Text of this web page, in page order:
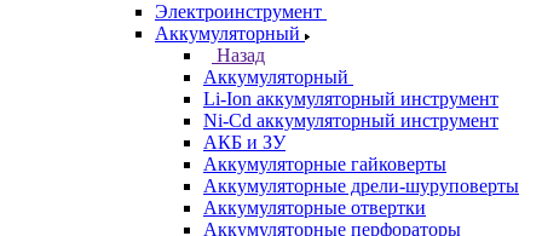
Электроинструмент
Аккумуляторный
Назад
Аккумуляторный
Li-Ion аккумуляторный инструмент
Ni-Cd аккумуляторный инструмент
АКБ и ЗУ
Аккумуляторные гайковерты
Аккумуляторные дрели-шуруповерты
Аккумуляторные отвертки
Аккумуляторные перфораторы